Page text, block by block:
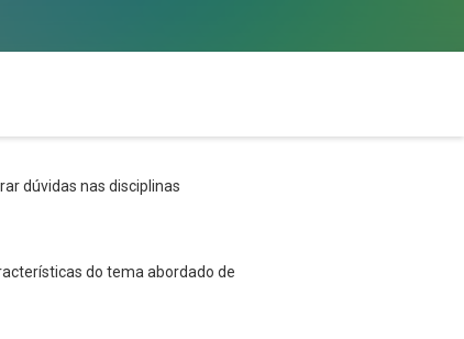
dúvidas nas disciplinas
do tema abordado de